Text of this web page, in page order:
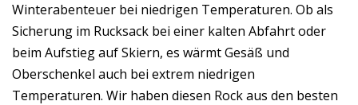
Winterabenteuer bei niedrigen Temperaturen. Ob als
Sicherung im Rucksack bei einer kalten Abfahrt oder
beim Aufstieg auf Skiern, es wärmt Gesäß und
Oberschenkel auch bei extrem niedrigen
Temperaturen. Wir haben diesen Rock aus den besten